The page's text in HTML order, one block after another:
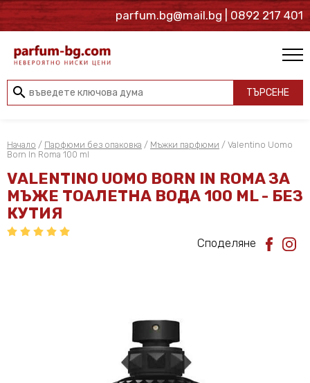
parfum.bg@mail.bg | 0892 217 401
search ТЪРСЕНЕ
Начало / Парфюми без опаковка / Мъжки парфюми / Valentino Uomo
Born In Roma 100 ml
VALENTINO UOMO BORN IN ROMA ЗА
МЪЖЕ ТОАЛЕТНА ВОДА 100 ML - БЕЗ
КУТИЯ
Споделяне